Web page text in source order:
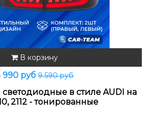
В корзину
990 руб 9 590 руб
в стиле AUDI на
2112 - тонированные